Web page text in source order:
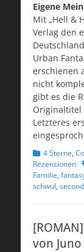
Eigene
Mit „Hell &
Verlag den
Urban
erschienen
nicht
gibt es die
Originaltitel
Letzteres
Kategorien
4 Sterne,
Rezensionen
Familie,
schwul,
von